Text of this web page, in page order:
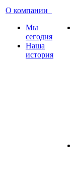
О компании
Мы
сегодня
Наша
история